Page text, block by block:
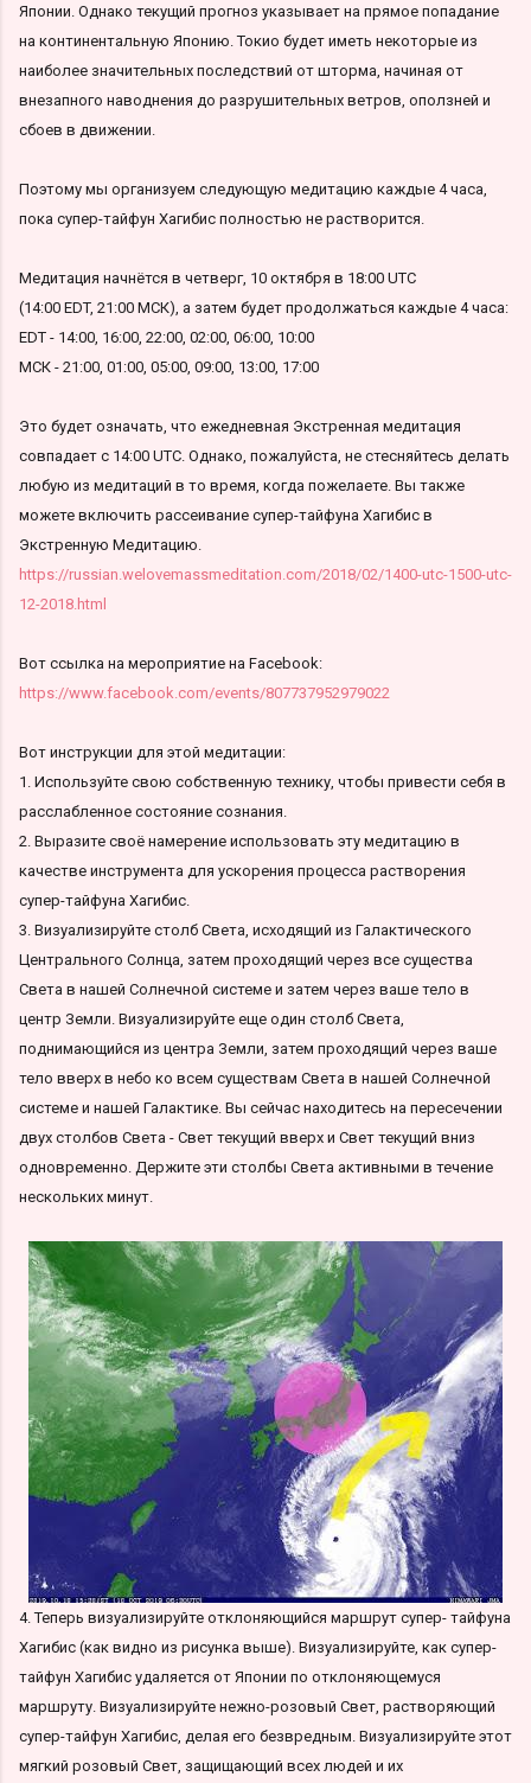
Японии. Однако текущий прогноз указывает на прямое попадание
на континентальную Японию. Токио будет иметь некоторые из
наиболее значительных последствий от шторма, начиная от
внезапного наводнения до разрушительных ветров, оползней и
сбоев в движении.
Поэтому мы организуем следующую медитацию каждые 4 часа,
пока супер-тайфун Хагибис полностью не растворится.
Медитация начнётся в четверг, 10 октября в 18:00 UTC
(14:00 EDT, 21:00 МСК), а затем будет продолжаться каждые 4 часа:
EDT - 14:00, 16:00, 22:00, 02:00, 06:00, 10:00
МСК - 21:00, 01:00, 05:00, 09:00, 13:00, 17:00
Это будет означать, что ежедневная Экстренная медитация
совпадает с 14:00 UTC. Однако, пожалуйста, не стесняйтесь делать
любую из медитаций в то время, когда пожелаете. Вы также
можете включить рассеивание супер-тайфуна Хагибис в
Экстренную Медитацию.
https://russian.welovemassmeditation.com/2018/02/1400-utc-1500-utc-
12-2018.html
Вот ссылка на мероприятие на Facebook:
https://www.facebook.com/events/807737952979022
Вот инструкции для этой медитации:
1. Используйте свою собственную технику, чтобы привести себя в
расслабленное состояние сознания.
2. Выразите своё намерение использовать эту медитацию в
качестве инструмента для ускорения процесса растворения
супер-тайфуна Хагибис.
3. Визуализируйте столб Света, исходящий из Галактического
Центрального Солнца, затем проходящий через все существа
Света в нашей Солнечной системе и затем через ваше тело в
центр Земли. Визуализируйте еще один столб Света,
поднимающийся из центра Земли, затем проходящий через ваше
тело вверх в небо ко всем существам Света в нашей Солнечной
системе и нашей Галактике. Вы сейчас находитесь на пересечении
двух столбов Света - Свет текущий вверх и Свет текущий вниз
одновременно. Держите эти столбы Света активными в течение
нескольких минут.
4. Теперь визуализируйте отклоняющийся маршрут супер- тайфуна
Хагибис (как видно из рисунка выше). Визуализируйте, как супер-
тайфун Хагибис удаляется от Японии по отклоняющемуся
маршруту. Визуализируйте нежно-розовый Свет, растворяющий
супер-тайфун Хагибис, делая его безвредным. Визуализируйте этот
мягкий розовый Свет, защищающий всех людей и их